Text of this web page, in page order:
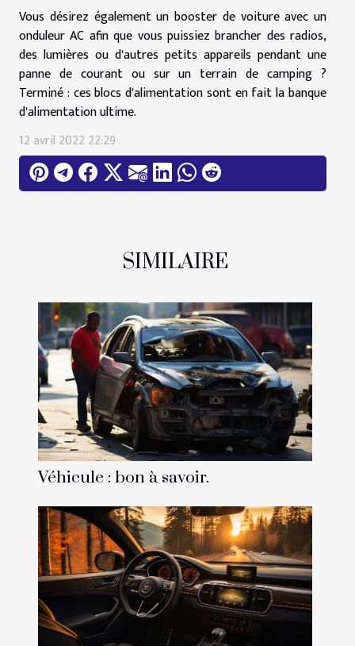
Vous désirez également un booster de voiture avec un
onduleur AC afin que vous puissiez brancher des radios,
des lumières ou d'autres petits appareils pendant une
panne de courant ou sur un terrain de camping ?
Terminé : ces blocs d'alimentation sont en fait la banque
d'alimentation ultime.
12 avril 2022 22:29
SIMILAIRE
Véhicule : bon à savoir.